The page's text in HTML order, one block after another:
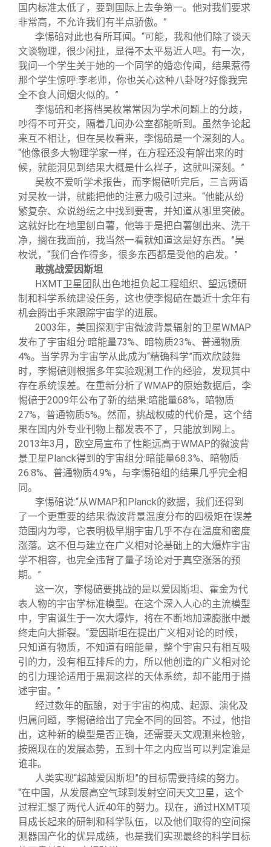
国内标准太低了，要到国际上去争第一。他对我们要求
非常高，不允许我们有半点骄傲。”
李惕碚对此也有所耳闻。“可能，我和他们除了谈天
文谈物理，很少闲扯，显得不太平易近人吧。有一次，
我问一个学生关于她的一个同学的婚恋传闻，结果惹得
那个学生惊呼:李老师，你也关心这种八卦呀?好像我完
全不食人间烟火似的。”
李惕碚和老搭档吴枚常常因为学术问题上的分歧，
吵得不可开交，隔着几间办公室都能听到。虽然争论起
来互不相让，但在吴枚看来，李惕碚是一个深刻的人。
“他像很多大物理学家一样，在方程还没有解出来的时
候，就能洞见到结果大概是什么样子，这就叫深刻。”
吴枚不爱听学术报告，而李惕碚听完后，三言两语
对吴枚一讲，就能把他的注意力吸引过来。“他能从纷
繁复杂、众说纷纭之中找到要害，并知道从哪里突破。
这就好比在地里刨白薯，他等于是把白薯刨出来、洗干
净，搁在我面前，我当然一看就知道这是好东西。”吴
枚说，“我们合作得多，很多东西都是受他的启发。”
敢挑战爱因斯坦
HXMT卫星团队出色地担负起工程组织、望远镜研
制和科学系统建设任务，这也使李惕碚在最近十余年有
机会腾出手来跟踪宇宙学的进展。
2003年，美国探测宇宙微波背景辐射的卫星WMAP
发布了宇宙组分:暗能量73%、暗物质23%、普通物质
4%。当学界为宇宙学从此成为“精确科学”而欢欣鼓舞
时，李惕碚则根据多年实验观测工作的经验，发现其中
存在系统误差。在重新分析了WMAP的原始数据后，李
惕碚于2009年公布了新的结果:暗能量68%，暗物质
27%，普通物质5%。然而，挑战权威的代价是，这个结
果在国内外专业刊物上都发表不了，只能放到网上。
2013年3月，欧空局宣布了性能远高于WMAP的微波背
景卫星Planck得到的宇宙组分:暗能量68.3%、暗物质
26.8%、普通物质4.9%，与李惕碚组的结果几乎完全相
同。
李惕碚说:“从WMAP和Planck的数据，我们还得到
了一个更重要的结果:微波背景温度分布的四极矩在误差
范围内为零，它表明极早期宇宙几乎不存在温度和密度
涨落。这不但与建立在广义相对论基础上的大爆炸宇宙
学不相容，也完全违背了量子场论对于真空涨落的预
期。”
这一次，李惕碚要挑战的是以爱因斯坦、霍金为代
表人物的宇宙学标准模型。在这个深入人心的主流模型
中，宇宙诞生于一次大爆炸，将在不断地加速膨胀中最
终走向大撕裂。“爱因斯坦在提出广义相对论的时候，
只知道有物质，不知道有暗能量，整个宇宙只有相互吸
引的力，没有相互排斥的力，所以他创造的广义相对论
的引力理论适用于黑洞这样的天体系统，却不能用于描
述宇宙。”
经过数年的酝酿，对于宇宙的构成、起源、演化及
归属问题，李惕碚给出了完全不同的回答。不过，他指
出，这种新的模型是否正确，还需要天文观测来检验，
按照现在的发展态势，五到十年之内应当可以判定谁是
谁非。
人类实现“超越爱因斯坦”的目标需要持续的努力。
“在中国，从发展高空气球到发射空间天文卫星，这个
过程汇聚了两代人近40年的努力。现在，通过HXMT项
目成长起来的研制和科学队伍，以及他们取得的空间探
测器国产化的优异成绩，也是我们实现最终的科学目标